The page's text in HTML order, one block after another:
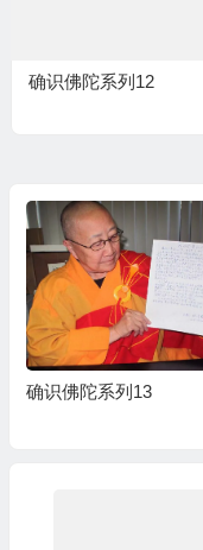
确识佛陀系列12
确识佛陀系列13